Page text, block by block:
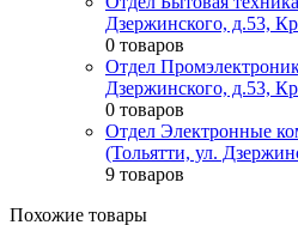
Дзержинского, д.53,
0 товаров
Отдел
Дзержинского, д.53,
0 товаров
Отдел Электронные
(Тольятти, ул.
9 товаров
Похожие товары